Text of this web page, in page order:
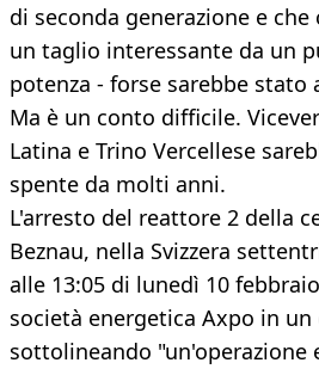
di seconda generazione e
un taglio interessante da un
potenza - forse sarebbe stato
Ma è un conto difficile.
Latina e Trino Vercellese
spente da molti anni.
L'arresto del reattore 2 della
Beznau, nella Svizzera
alle 13:05 di lunedì 10
società energetica Axpo in
sottolineando "un'operazione